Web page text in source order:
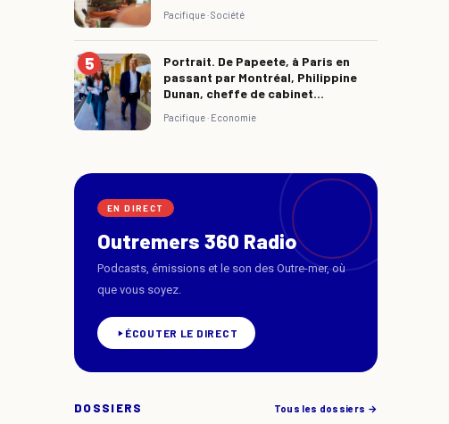
Pacifique ·Société
Portrait. De Papeete, à Paris en
passant par Montréal, Philippine
Dunan, cheffe de cabinet...
Pacifique · Economie
EN DIRECT
Outremers 360 Radio
Podcasts, émissions et le son des Outre-mer, où
que vous soyez.
ÉCOUTER LE DIRECT
DOSSIERS Tous les dossiers →